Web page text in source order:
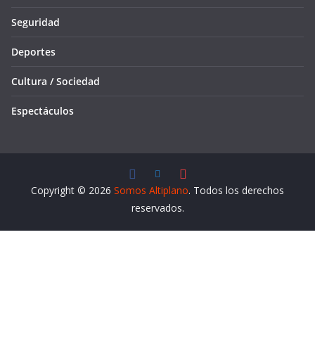
Seguridad
Deportes
Cultura / Sociedad
Espectáculos
Copyright © 2026 Somos Altiplano. Todos los derechos
reservados.